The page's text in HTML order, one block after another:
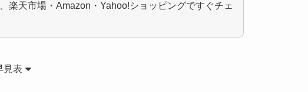
楽天市場・Amazon・Yahoo!ショッピングですぐチェ
見表